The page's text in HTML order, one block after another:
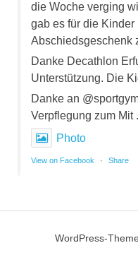
die Woche verging
gab es für die
Abschiedsgeschenk
Danke Decathlon
Unterstützung. Die
Danke an
Verpflegung zum Mit
Photo
View on Facebook · Share
WordPress-